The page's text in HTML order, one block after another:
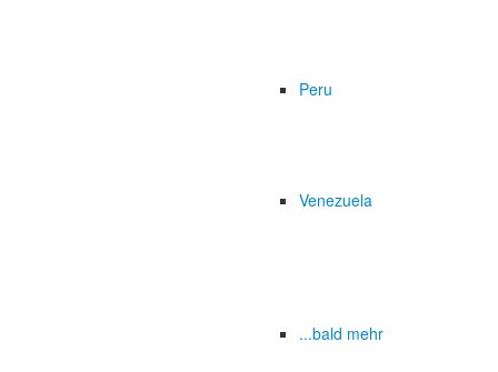
Peru
Venezuela
...bald mehr